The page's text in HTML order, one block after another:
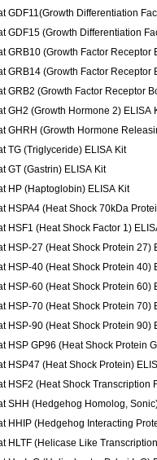
GDF11(Growth Differentiation
GDF15 (Growth Differentiation
GRB10 (Growth Factor
GRB14 (Growth Factor Receptor
GRB2 (Growth Factor Receptor
GH2 (Growth Hormone 2) ELISA
GHRH (Growth Hormone
TG (Triglyceride) ELISA Kit
GT (Gastrin) ELISA Kit
HP (Haptoglobin) ELISA Kit
HSPA4 (Heat Shock 70kDa
HSF1 (Heat Shock Factor 1)
HSP-27 (Heat Shock Protein 27)
HSP-40 (Heat Shock Protein 40)
HSP-60 (Heat Shock Protein 60)
HSP-70 (Heat Shock Protein 70)
HSP-90 (Heat Shock Protein 90)
HSP GP96 (Heat Shock Protein
HSP47 (Heat Shock Protein)
HSF2 (Heat Shock Transcription
SHH (Hedgehog Homolog,
HHIP (Hedgehog Interacting
HLTF (Helicase Like